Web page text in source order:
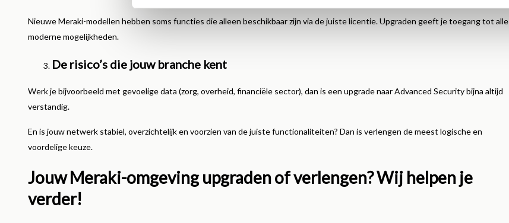
Nieuwe Meraki-modellen hebben soms functies die alleen beschikbaar zijn via de juiste licentie. Upgraden geeft je toegang tot alle
moderne mogelijkheden.
De risico’s die jouw branche kent
Werk je bijvoorbeeld met gevoelige data (zorg, overheid, financiële sector), dan is een upgrade naar Advanced Security bijna altijd
verstandig.
En is jouw netwerk stabiel, overzichtelijk en voorzien van de juiste functionaliteiten? Dan is verlengen de meest logische en
voordelige keuze.
Jouw Meraki-omgeving upgraden of verlengen? Wij helpen je
verder!